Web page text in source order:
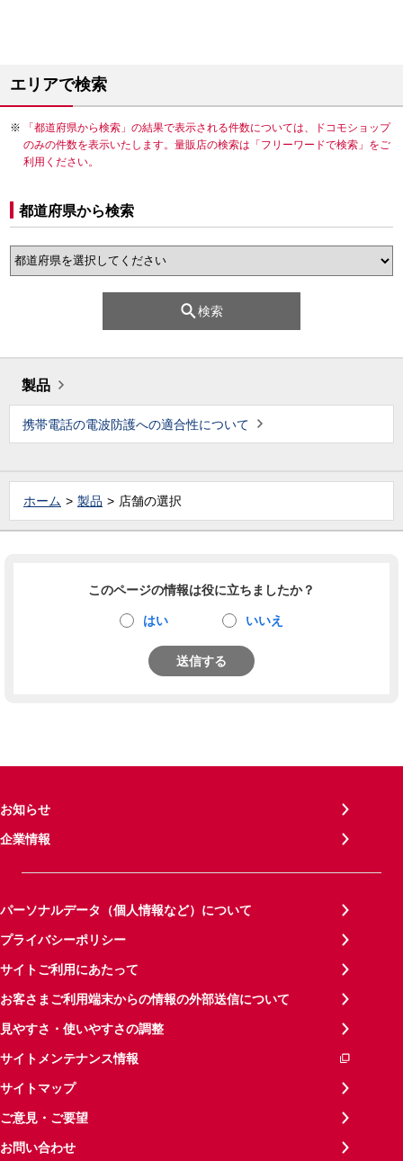
エリアで検索
「都道府県から検索」の結果で表示される件数については、ドコモショップ
のみの件数を表示いたします。量販店の検索は「フリーワードで検索」をご
利用ください。
都道府県から検索
検索
製品
携帯電話の電波防護への適合性について
ホーム 製品 店舗の選択
このページの情報は役に立ちましたか？
はい いいえ
送信する
お知らせ
企業情報
パーソナルデータ（個人情報など）について
プライバシーポリシー
サイトご利用にあたって
お客さまご利用端末からの情報の外部送信について
見やすさ・使いやすさの調整
サイトメンテナンス情報
サイトマップ
ご意見・ご要望
お問い合わせ